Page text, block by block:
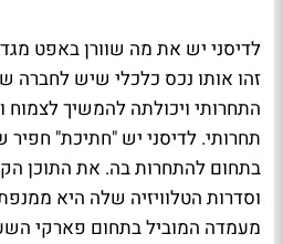
זהו אותו נכס כלכלי שיש לחברה
התחרותי ויכולתה להמשיך לצמוח
תחרותי. לדיסני יש "חתיכת"
בתחום להתחרות בה. את התוכן
וסדרות הטלוויזיה שלה היא
מעמדה המוביל בתחום פארקי